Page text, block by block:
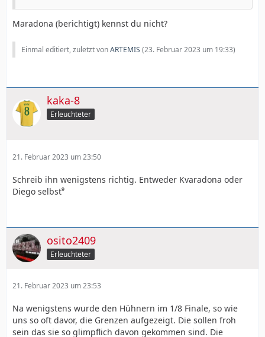
Maradona (berichtigt) kennst du nicht?
Einmal editiert, zuletzt vonARTEMIS (23. Februar 2023 um 19:33)
kaka-8
Erleuchteter
21. Februar 2023 um 23:50
Schreib ihn wenigstens richtig. Entweder Kvaradona oder
Diego selbst⁹
osito2409
Erleuchteter
21. Februar 2023 um 23:53
Na wenigstens wurde den Hühnern im 1/8 Finale, so wie
uns so oft davor, die Grenzen aufgezeigt. Die sollen froh
sein das sie so glimpflich davon gekommen sind. Die